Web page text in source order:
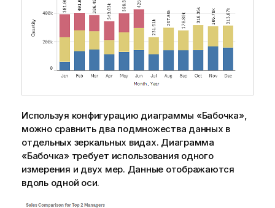
Используя конфигурацию диаграммы «Бабочка»,
можно сравнить два подмножества данных в
отдельных зеркальных видах. Диаграмма
«Бабочка» требует использования одного
измерения и двух мер. Данные отображаются
вдоль одной оси.